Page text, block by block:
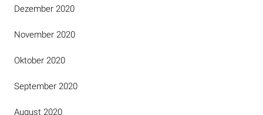
Dezember 2020
November 2020
Oktober 2020
September 2020
August 2020